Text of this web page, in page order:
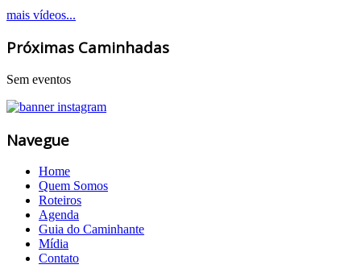
mais vídeos...
Próximas Caminhadas
Sem eventos
Navegue
Home
Quem Somos
Roteiros
Agenda
Guia do Caminhante
Mídia
Contato